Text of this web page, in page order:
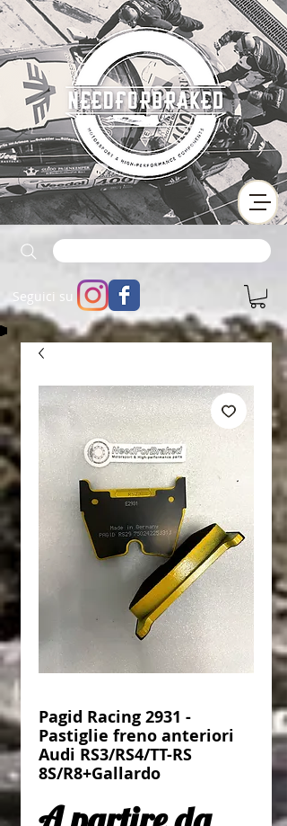
Seguici su
Pagid Racing 2931 -
Pastiglie freno anteriori
Audi RS3/RS4/TT-RS
8S/R8+Gallardo